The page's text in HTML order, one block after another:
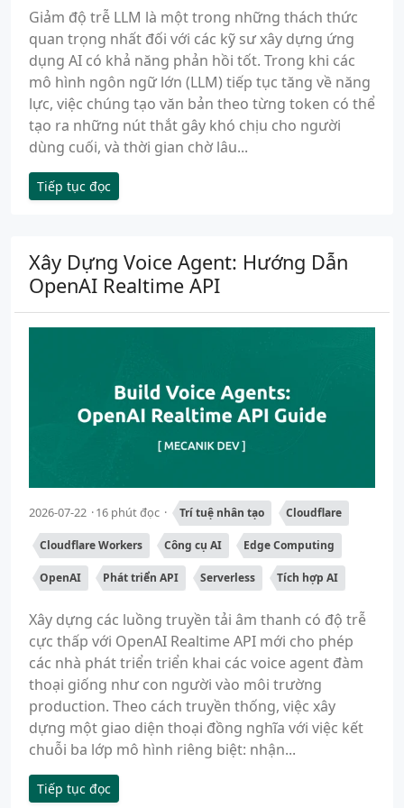
Giảm độ trễ LLM là một trong những thách thức
quan trọng nhất đối với các kỹ sư xây dựng ứng
dụng AI có khả năng phản hồi tốt. Trong khi các
mô hình ngôn ngữ lớn (LLM) tiếp tục tăng về năng
lực, việc chúng tạo văn bản theo từng token có thể
tạo ra những nút thắt gây khó chịu cho người
dùng cuối, và thời gian chờ lâu...
Tiếp tục đọc
Xây Dựng Voice Agent: Hướng Dẫn
OpenAI Realtime API
2026-07-22 16 phút đọc Trí tuệ nhân tạo Cloudflare
Cloudflare Workers Công cụ AI Edge Computing
OpenAI Phát triển API Serverless Tích hợp AI
Xây dựng các luồng truyền tải âm thanh có độ trễ
cực thấp với OpenAI Realtime API mới cho phép
các nhà phát triển triển khai các voice agent đàm
thoại giống như con người vào môi trường
production. Theo cách truyền thống, việc xây
dựng một giao diện thoại đồng nghĩa với việc kết
chuỗi ba lớp mô hình riêng biệt: nhận...
Tiếp tục đọc